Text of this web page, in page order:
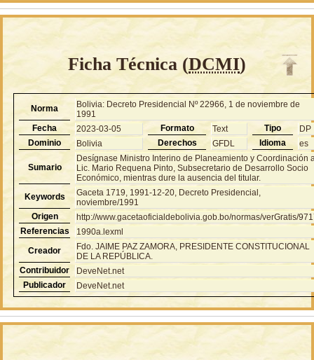
Ficha Técnica (DCMI)
Norma
Bolivia: Decreto Presidencial Nº 22966, 1 de noviembre de
1991
Fecha
2023-03-05 Formato Text Tipo
DP
Dominio
Bolivia Derechos GFDL Idioma es
Sumario
Desígnase Ministro Interino de Planeamiento y Coordinación
Lic. Mario Requena Pinto, Subsecretario de Desarrollo Socio
Económico, mientras dure la ausencia del titular.
Keywords
Gaceta 1719, 1991-12-20, Decreto Presidencial,
noviembre/1991
Origen
http://www.gacetaoficialdebolivia.gob.bo/normas/verGratis/
Referencias
1990a.lexml
Creador
Fdo. JAIME PAZ ZAMORA, PRESIDENTE CONSTITUCIONAL
DE LA REPÚBLICA.
Contribuidor
DeveNet.net
Publicador
DeveNet.net